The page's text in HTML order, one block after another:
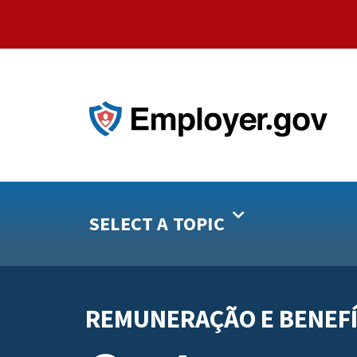
SELECT A TOPIC
REMUNERAÇÃO E